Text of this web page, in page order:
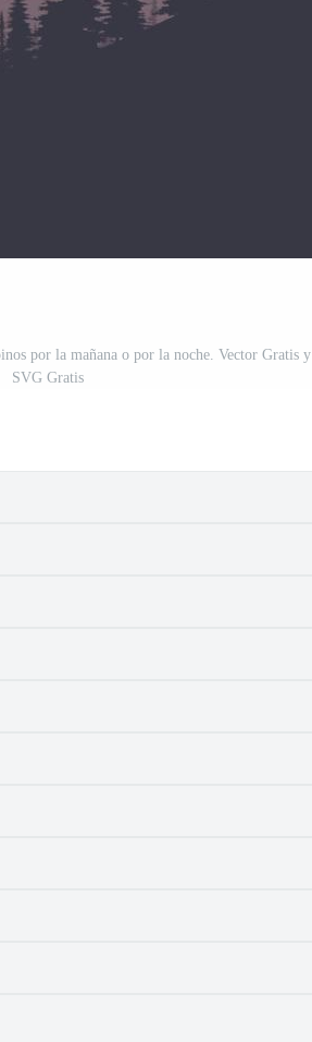
por la mañana o por la noche. Vector Gratis y
SVG Gratis